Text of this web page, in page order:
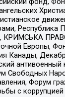
Республика
КРИМСЬКА
Европы,
Канады,
антивоенный
Свободных
Форум
с коррупцией